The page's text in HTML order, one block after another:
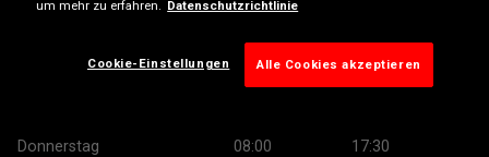
Öffnungszeiten
08:00
17:30
08:00
Donnerstag
08:00
17:30
um mehr zu erfahren. Datenschutzrichtlinie
Cookie-Einstellungen Alle Cookies akzeptieren